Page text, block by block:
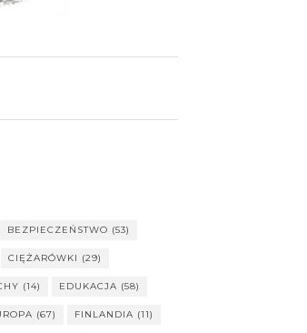
BEZPIECZEŃSTWO (53)
CIĘŻARÓWKI (29)
(14) EDUKACJA (58)
(67) FINLANDIA (11)